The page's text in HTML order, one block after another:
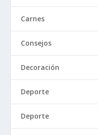
Carnes
Consejos
Decoración
Deporte
Deporte